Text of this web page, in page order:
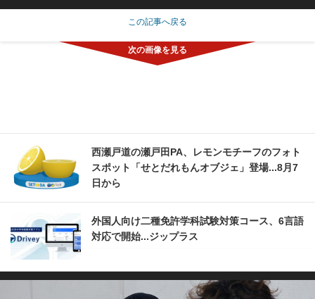
この記事へ戻る
西瀬戸道の瀬戸田PA、レモンモチーフのフォト
スポット「せとだれもんオブジェ」登場...8月7
日から
外国人向け二種免許学科試験対策コース、6言語
対応で開始...ジップラス